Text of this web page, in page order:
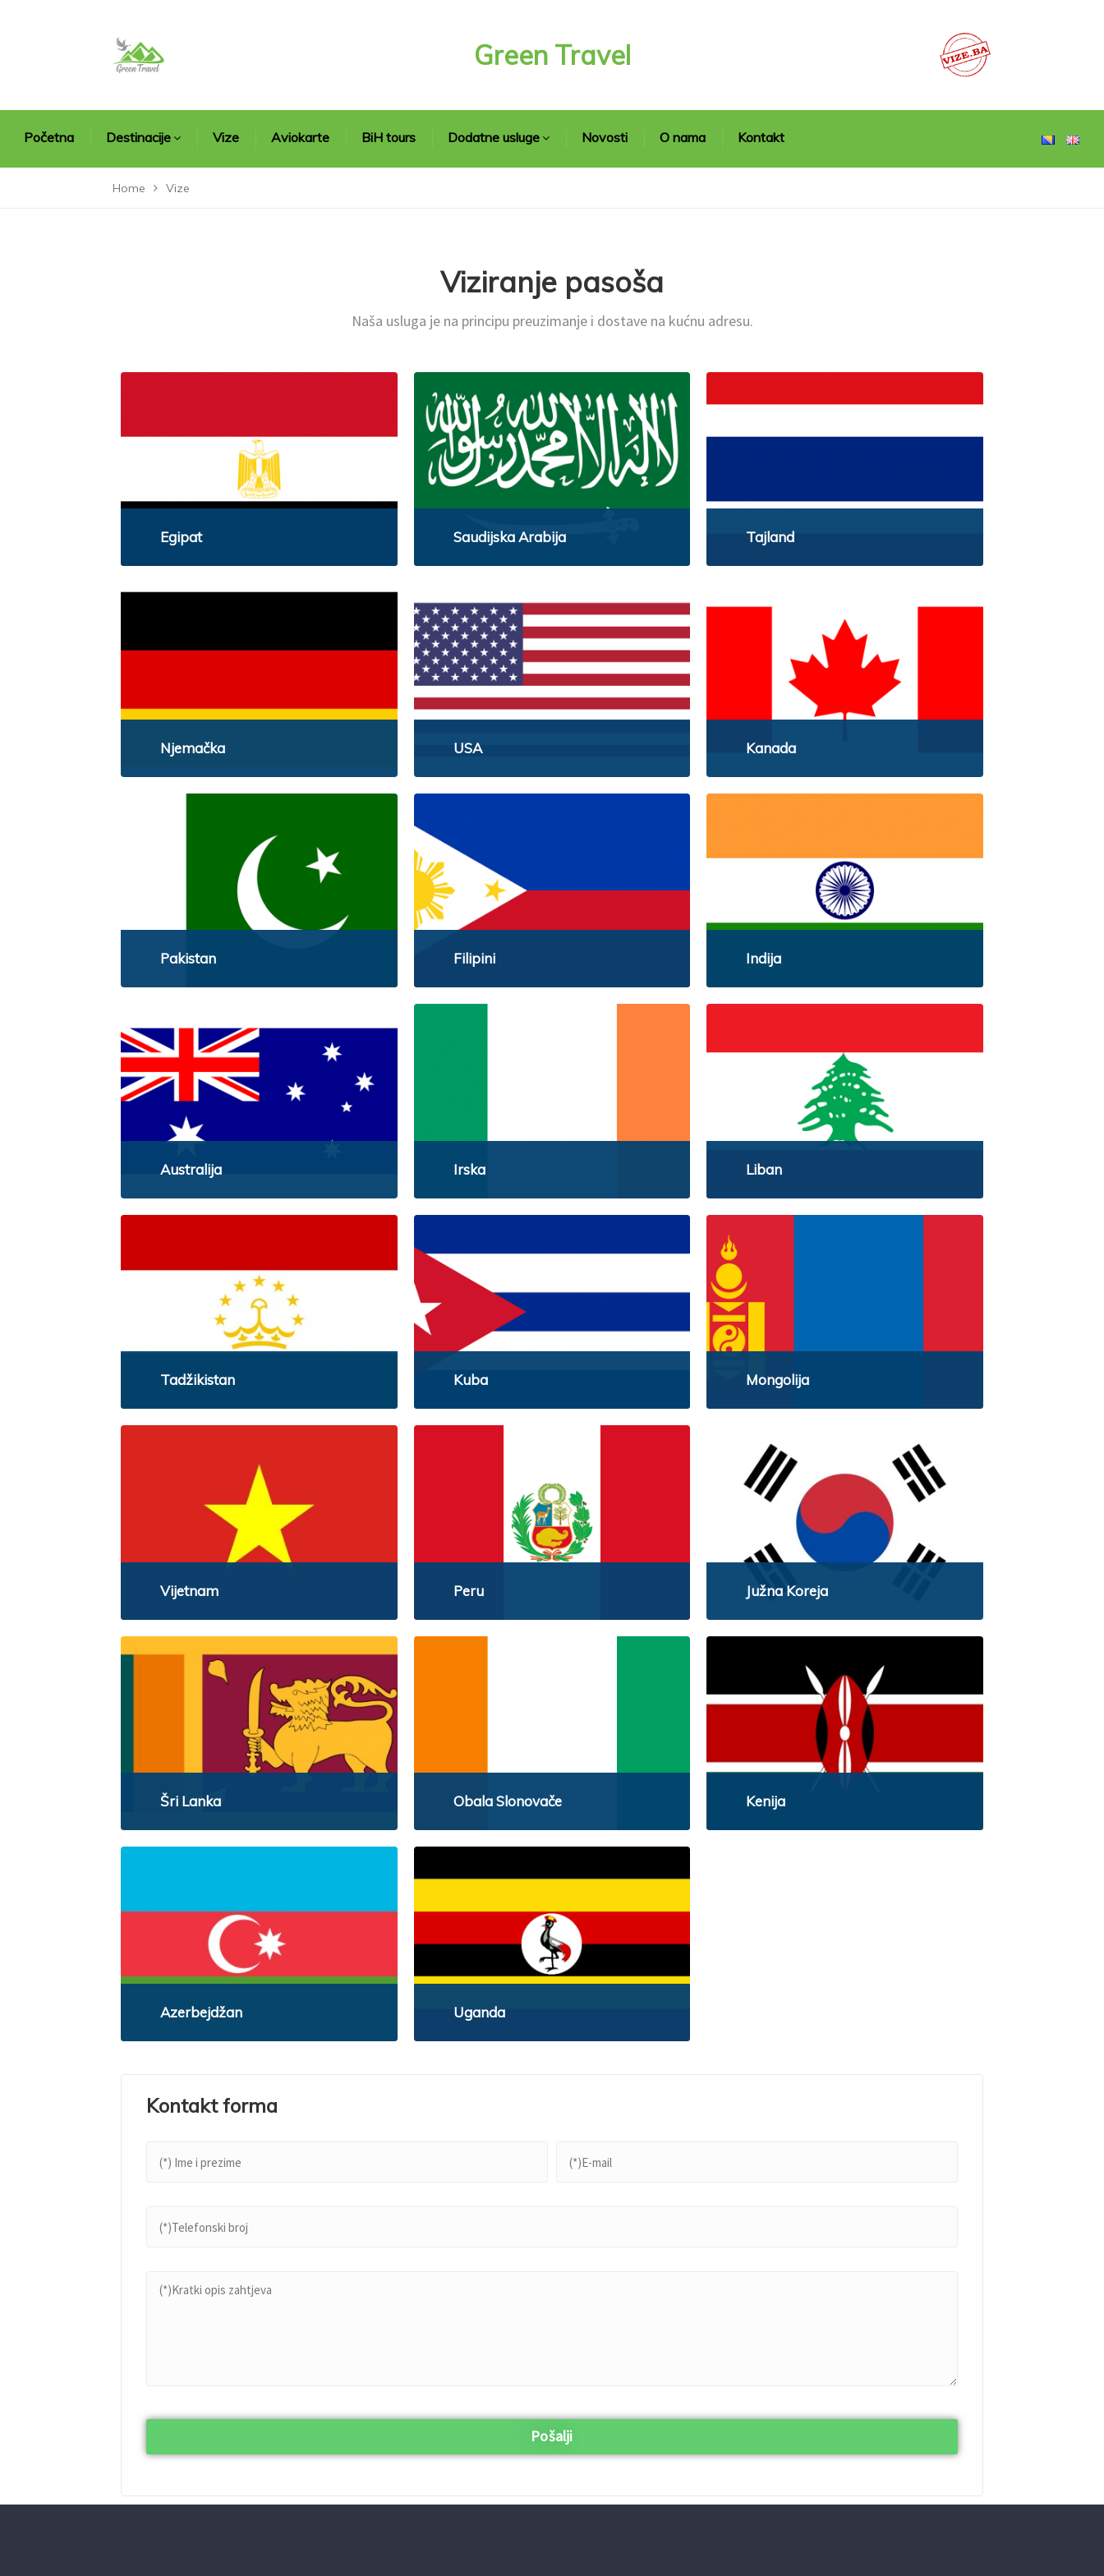
Green Travel
Početna Destinacije Vize Aviokarte BiH tours Dodatne usluge Novosti O nama Kontakt
Home Vize
Viziranje pasoša
Naša usluga je na principu preuzimanje i dostave na kućnu adresu.
Egipat Saudijska Arabija Tajland
Njemačka USA Kanada
Pakistan Filipini Indija
Australija Irska Liban
Tadžikistan Kuba Mongolija
Vijetnam Peru Južna Koreja
Šri Lanka Obala Slonovače Kenija
Azerbejdžan Uganda
Kontakt forma